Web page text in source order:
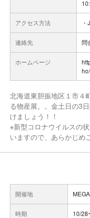
アクセス方法
連絡先 問
ホームページ
北海道東胆振地区１市４
る物産展。。金土日の3
けましょう！！
※新型コロナウイルスの
いますので、あらかじめ
開催地
時期 10/28